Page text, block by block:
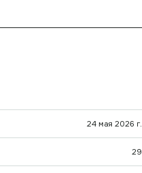
24 мая 2026 г.
29